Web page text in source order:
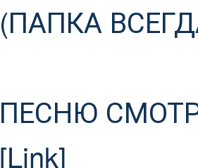
(ПАПКА
ПЕСНЮ
[Link]